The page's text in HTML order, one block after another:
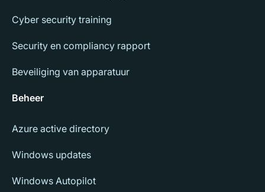
Cyber security training
Security en compliancy rapport
Beveiliging van apparatuur
Beheer
Azure active directory
Windows updates
Windows Autopilot